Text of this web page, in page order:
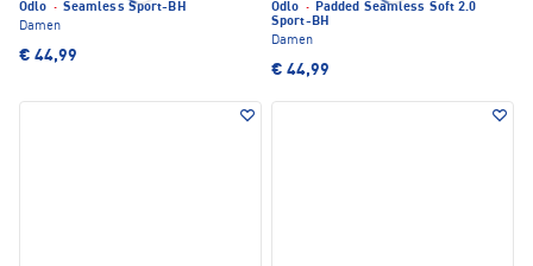
Odlo · Seamless Sport-BH
Damen
€ 44,99
Odlo · Padded Seamless Soft 2.0
Sport-BH
Damen
€ 44,99